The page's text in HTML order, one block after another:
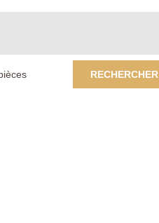
RECHERCHER